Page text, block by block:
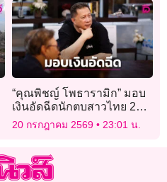
“คุณพิชญ์ โพธารามิก” มอบ
เงินอัดฉีดนักตบสาวไทย 2
ล้านบาท
20 กรกฎาคม 2569 23:01 น.